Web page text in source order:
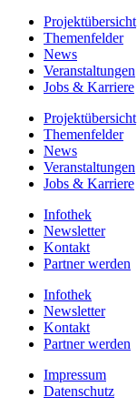
Projektübersicht
Themenfelder
News
Veranstaltungen
Jobs & Karriere
Projektübersicht
Themenfelder
News
Veranstaltungen
Jobs & Karriere
Infothek
Newsletter
Kontakt
Partner werden
Infothek
Newsletter
Kontakt
Partner werden
Impressum
Datenschutz